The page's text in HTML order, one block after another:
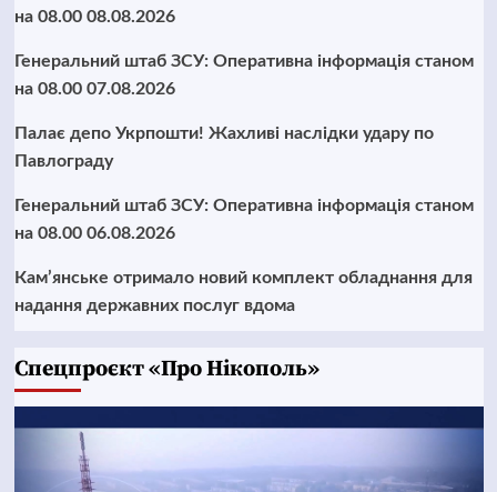
на 08.00 08.08.2026
Генеральний штаб ЗСУ: Оперативна інформація станом
на 08.00 07.08.2026
Палає депо Укрпошти! Жахливі наслідки удару по
Павлограду
Генеральний штаб ЗСУ: Оперативна інформація станом
на 08.00 06.08.2026
Кам’янське отримало новий комплект обладнання для
надання державних послуг вдома
Cпецпроєкт «Про Нікополь»